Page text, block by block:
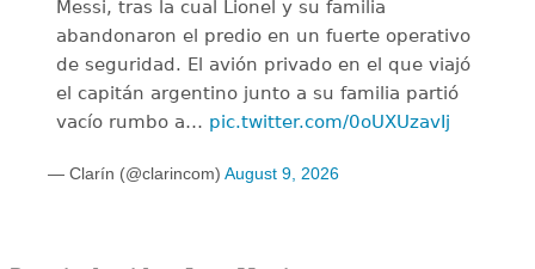
Messi, tras la cual Lionel y su familia
abandonaron el predio en un fuerte operativo
de seguridad. El avión privado en el que viajó
el capitán argentino junto a su familia partió
vacío rumbo a… pic.twitter.com/0oUXUzavIj
— Clarín (@clarincom) August 9, 2026